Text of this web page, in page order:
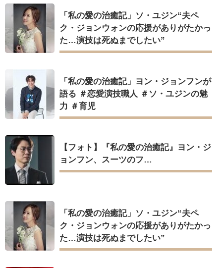
「私の愛の治癒記」ソ・ユジン“夫ペ
ク・ジョンウォンの応援がありがたかっ
た…演技は死ぬまでしたい”
「私の愛の治癒記」ヨン・ジョンフンが
語る ＃恋愛演技職人 ＃ソ・ユジンの魅
力 ＃育児
【フォト】『私の愛の治癒記』ヨン・ジ
ョンフン、スーツのフ…
「私の愛の治癒記」ソ・ユジン“夫ペ
ク・ジョンウォンの応援がありがたかっ
た…演技は死ぬまでしたい”